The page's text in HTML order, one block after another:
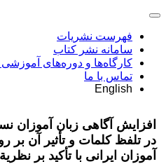
فهرست نشریات
سامانه نشر کتاب
کارگاه‌ها و دوره‌های
تماس با ما
English
افزایش آگاهی زبان
در تلفظ کلمات و تأثیر آن بر
آموزان ایرانی با تأکید بر نظریة